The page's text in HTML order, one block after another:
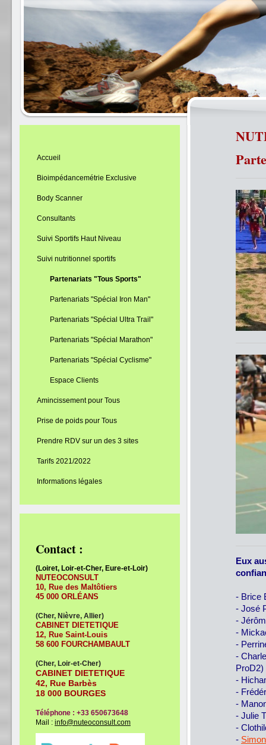
Eux
- Brice
- José
-
-
-
-
ProD2)
-
-
-
- Julie
-
-
Accueil
Bioimpédancemétrie Exclusive
Body Scanner
Consultants
Suivi Sportifs Haut Niveau
Suivi nutritionnel sportifs
Partenariats "Tous Sports"
Partenariats "Spécial Iron Man"
Partenariats "Spécial Ultra Trail"
Partenariats "Spécial Marathon"
Partenariats "Spécial Cyclisme"
Espace Clients
Amincissement pour Tous
Prise de poids pour Tous
Prendre RDV sur un des 3 sites
Tarifs 2021/2022
Informations légales
Contact :
(Loiret, Loir-et-Cher, Eure-et-Loir)
NUTEOCONSULT
10, Rue des Maltôtiers
45 000 ORLÉANS
(Cher, Nièvre, Allier)
CABINET DIETETIQUE
12, Rue Saint-Louis
58 600 FOURCHAMBAULT
(Cher, Loir-et-Cher)
CABINET DIETETIQUE
42, Rue Barbès
18 000 BOURGES
Téléphone : +33 650673648
Mail : info@nuteoconsult.com